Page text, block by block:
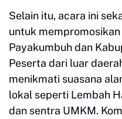
Selain itu, acara ini
untuk
Payakumbuh dan
Peserta dari luar
menikmati suasana
lokal seperti Lembah
dan sentra UMKM.